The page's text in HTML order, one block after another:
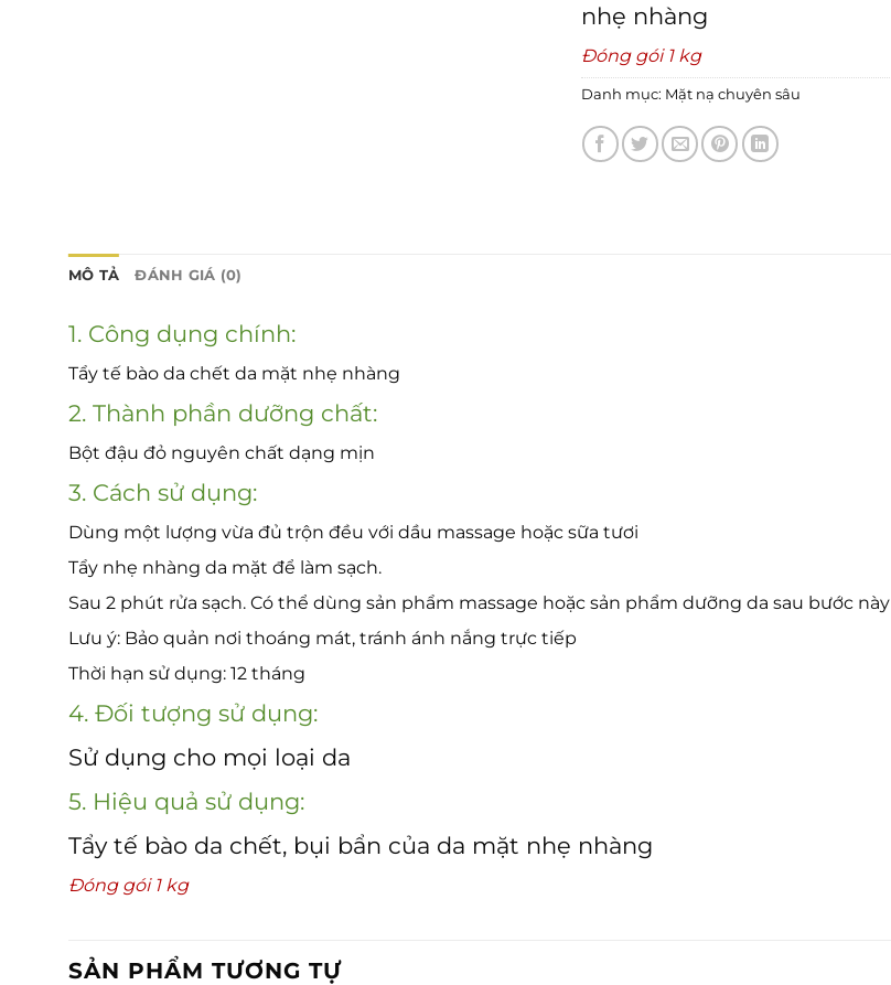
nhẹ nhàng
Đóng gói 1 kg
Danh mục: Mặt nạ chuyên sâu
MÔ TẢ ĐÁNH GIÁ (0)
1. Công dụng chính:
Tẩy tế bào da chết da mặt nhẹ nhàng
2. Thành phần dưỡng chất:
Bột đậu đỏ nguyên chất dạng mịn
3. Cách sử dụng:
Dùng một lượng vừa đủ trộn đều với dầu massage hoặc sữa tươi
Tẩy nhẹ nhàng da mặt để làm sạch.
Sau 2 phút rửa sạch. Có thể dùng sản phẩm massage hoặc sản phẩm dưỡng da sau bước này
Lưu ý: Bảo quản nơi thoáng mát, tránh ánh nắng trực tiếp
Thời hạn sử dụng: 12 tháng
4. Đối tượng sử dụng:
Sử dụng cho mọi loại da
5. Hiệu quả sử dụng:
Tẩy tế bào da chết, bụi bẩn của da mặt nhẹ nhàng
Đóng gói 1 kg
SẢN PHẨM TƯƠNG TỰ